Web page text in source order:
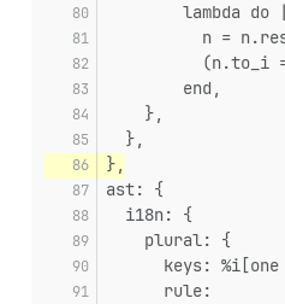
lambda do
n =
(n.to_i
        end,
    },
  },
},
ast: {
  i18n: {
    plural: {
keys: %i[one
      rule: